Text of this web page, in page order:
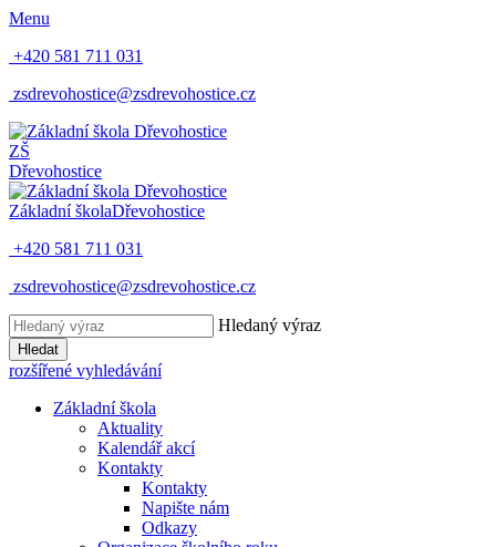
Menu
+420 581 711 031
zsdrevohostice@zsdrevohostice.cz
ZŠ
Dřevohostice
Základní školaDřevohostice
+420 581 711 031
zsdrevohostice@zsdrevohostice.cz
Hledaný výraz
Hledat
rozšířené vyhledávání
Základní škola
Aktuality
Kalendář akcí
Kontakty
Kontakty
Napište nám
Odkazy